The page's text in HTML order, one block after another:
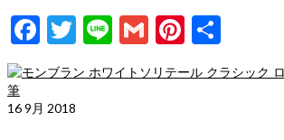
Facebook
Twitter
LineGmailPinterest
169月 2018